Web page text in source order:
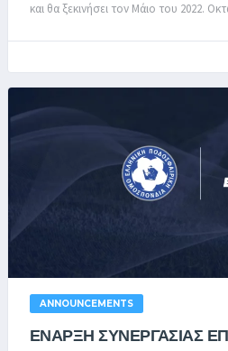
και θα ξεκινήσει τον Μάιο του 2022.
ANNOUNCEMENTS
ΕΝΑΡΞΗ ΣΥΝΕΡΓΑΣΙΑΣ